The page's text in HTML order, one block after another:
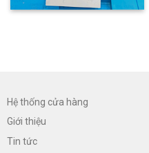
Hệ thống cửa hàng
Giới thiệu
Tin tức